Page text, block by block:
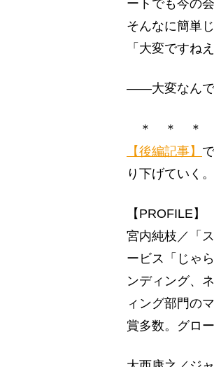
ートでも今の
そんなに簡単
「大変ですね
――大変なんで
＊ ＊ ＊
【後編記事】
り下げていく。
【PROFILE】
宮内純枝／「
ービス「じゃ
ンディング、
ィング部門の
賞多数。グロ